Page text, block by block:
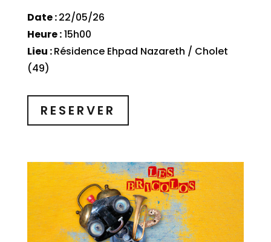
Date :22/05/26
Heure :15h00
Lieu :Résidence Ehpad Nazareth / Cholet
(49)
RESERVER